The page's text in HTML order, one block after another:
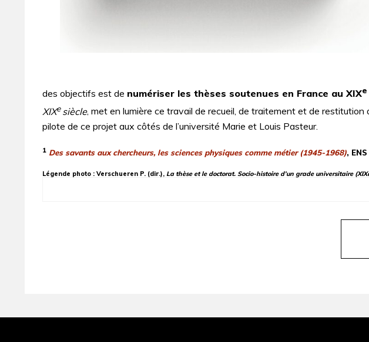
des objectifs est de numériser les thèses soutenues en France au XIXe
XIXesiècle, met en lumière ce travail de recueil, de traitement et de restitution
pilote de ce projet aux côtés de l’université Marie et Louis Pasteur.
1 Des savants aux chercheurs, les sciences physiques comme métier (1945-1968),
Légende photo : Verschueren P. (dir.), La thèse et le doctorat. Socio-histoire d’un grade universitaire